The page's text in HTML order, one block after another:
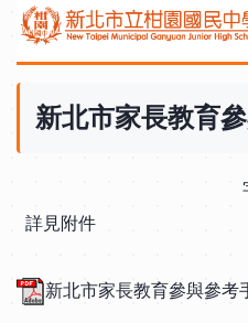
跳
主
新北市家長教育
詳見附件
新北市家長教育參與參考